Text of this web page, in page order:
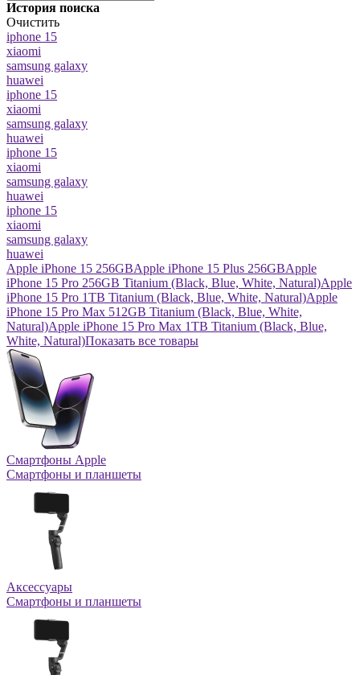
История поиска
Очистить
iphone 15
xiaomi
samsung galaxy
huawei
iphone 15
xiaomi
samsung galaxy
huawei
iphone 15
xiaomi
samsung galaxy
huawei
iphone 15
xiaomi
samsung galaxy
huawei
Apple iPhone 15 256GBApple iPhone 15 Plus 256GBApple
iPhone 15 Pro 256GB Titanium (Black, Blue, White, Natural)Apple
iPhone 15 Pro 1TB Titanium (Black, Blue, White, Natural)Apple
iPhone 15 Pro Max 512GB Titanium (Black, Blue, White,
Natural)Apple iPhone 15 Pro Max 1TB Titanium (Black, Blue,
White, Natural)Показать все товары
Смартфоны Apple
Смартфоны и планшеты
Аксессуары
Смартфоны и планшеты